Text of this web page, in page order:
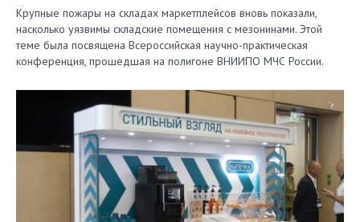
Крупные пожары на складах маркетплейсов вновь показали,
насколько уязвимы складские помещения с мезонинами. Этой
теме была посвящена Всероссийская научно-практическая
конференция, прошедшая на полигоне ВНИИПО МЧС России.